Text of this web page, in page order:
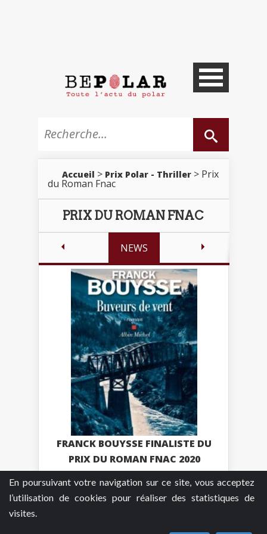
En poursuivant votre navigation sur ce site, vous acceptez
l’utilisation de cookies pour réaliser des statistiques de
visites.
Accueil > Prix Polar - Thriller > Prix
du Roman Fnac
PRIX DU ROMAN FNAC
NEWS
FRANCK BOUYSSE FINALISTE DU
PRIX DU ROMAN FNAC 2020
Plus